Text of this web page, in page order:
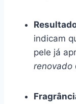
indicam
pele já
renovado